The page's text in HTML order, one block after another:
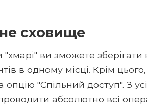
сховище
ви зможете зберігати
в одному місці. Крім
опцію "Спільний доступ". З
абсолютно всі